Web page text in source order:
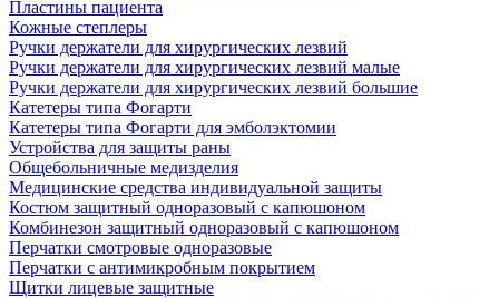
Пластины пациента
Кожные степлеры
Ручки держатели для хирургических лезвий
Ручки держатели для хирургических лезвий малые
Ручки держатели для хирургических лезвий большие
Катетеры типа Фогарти
Катетеры типа Фогарти для эмболэктомии
Устройства для защиты раны
Общебольничные медизделия
Медицинские средства индивидуальной защиты
Костюм защитный одноразовый с капюшоном
Комбинезон защитный одноразовый с капюшоном
Перчатки смотровые одноразовые
Перчатки с антимикробным покрытием
Щитки лицевые защитные